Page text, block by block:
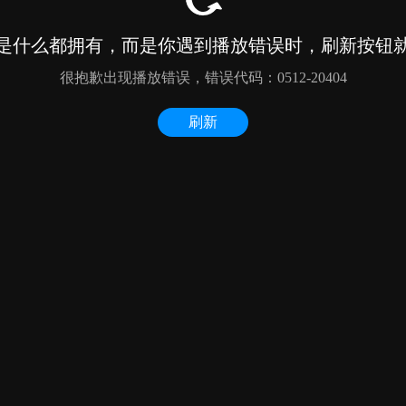
什么都拥有，而是你遇到播放错误时，刷新按钮
很抱歉出现播放错误，错误代码：0512-20404
刷新